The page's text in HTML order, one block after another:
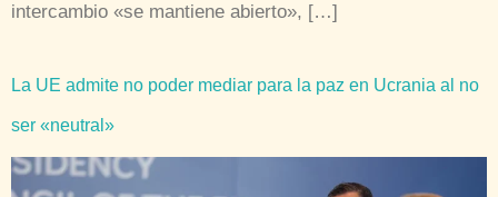
intercambio «se mantiene abierto», […]
La UE admite no poder mediar para la paz en Ucrania al no
ser «neutral»